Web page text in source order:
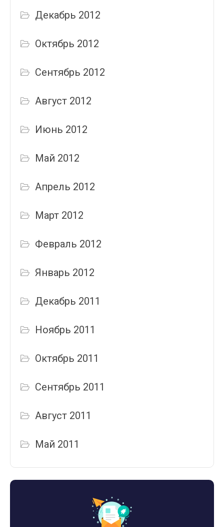
Декабрь 2012
Октябрь 2012
Сентябрь 2012
Август 2012
Июнь 2012
Май 2012
Апрель 2012
Март 2012
Февраль 2012
Январь 2012
Декабрь 2011
Ноябрь 2011
Октябрь 2011
Сентябрь 2011
Август 2011
Май 2011